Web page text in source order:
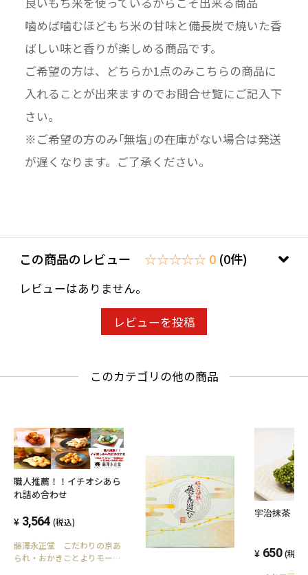
噛めば噛むほどもち米の甘味と備長炭で焼いた香
ばしい味と香りが楽しめる商品です。
ご希望の方は、どちらか1点のみこちらの商品に
入れることが出来ますのでお問合せ覧にご記入下
さい。
※ご希望の方のみ｢無塩｣の在庫がない場合は発送
が遅くなります。ご了承ください。
この商品のレビュー ☆☆☆☆☆ 0 (0件)
レビューはありません。
レビューを投稿
このカテゴリの他の商品
職人推薦！！イチオシあら
れ詰め合わせ
3,564 (税込)
藤澤永正堂 こだわりの京あ
られ・おかきことよりモール
宇治抹茶
650 (税込)